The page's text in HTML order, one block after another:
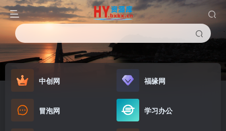
中创网 福缘网
冒泡网 学习办公